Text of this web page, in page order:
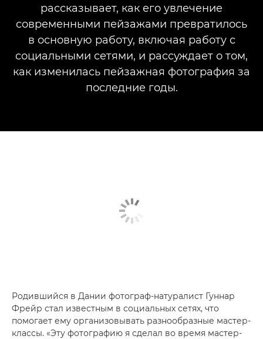
рассказывает, как его увлечение
современными пейзажами превратилось
в основную работу, включая работу с
социальными сетями, и рассуждает о том,
как изменилась пейзажная фотография за
последние годы.
Родившийся в Дании фотограф-натуралист Гуннар
Фрейр стал известным в социальных сетях, что
помогает ему организовывать разнообразные мастер-
классы. «Эту фотографию я сделал во время мастер-